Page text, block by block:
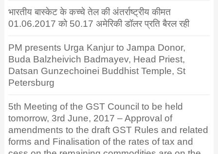
भारतीय बास्केट के कच्चे तेल की अंतर्राष्ट्रीय कीमत
01.06.2017 को 50.17 अमेरिकी डॉलर प्रति बैरल रही
PM presents Urga Kanjur to Jampa Donor,
Buda Balzheivich Badmayev, Head Priest,
Datsan Gunzechoinei Buddhist Temple, St
Petersburg
5th Meeting of the GST Council to be held
tomorrow, 3rd June, 2017 – Approval of
amendments to the draft GST Rules and related
forms and Finalisation of the rates of tax and